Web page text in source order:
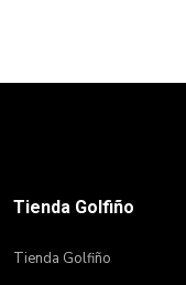
Tienda Golfiño
Tienda Golfiño